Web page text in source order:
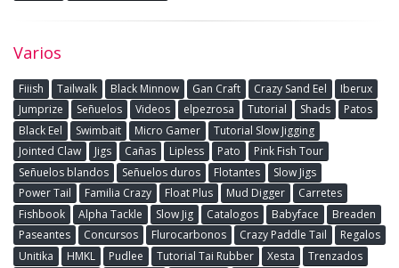
Varios
Fiiish Tailwalk Black Minnow Gan Craft Crazy Sand Eel
Iberux
Jumprize
Señuelos Videos elpezrosa Tutorial Shads
Patos
Black Eel
Swimbait Micro Gamer
Tutorial Slow Jigging
Jointed Claw
Jigs Cañas Lipless Pato
Pink Fish Tour
Señuelos blandos
Señuelos duros Flotantes
Slow Jigs
Power Tail
Familia Crazy Float Plus Mud Digger
Carretes
Fishbook
Alpha Tackle Slow Jig Catalogos Babyface
Breaden
Paseantes
Concursos Flurocarbonos Crazy Paddle Tail
Regalos
Unitika
HMKL Pudlee Tutorial Tai Rubber Xesta
Trenzados